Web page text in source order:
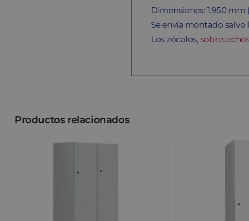
Dimensiones: 1.950
Se envía montado
Los zócalos,
Productos relacionados